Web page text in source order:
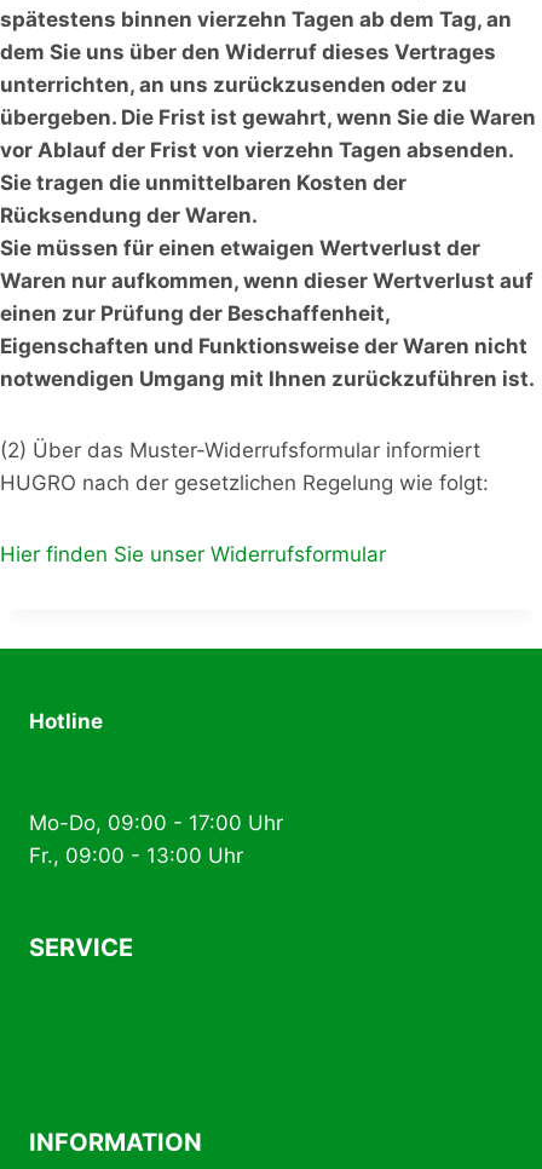
spätestens binnen vierzehn Tagen ab dem Tag, an
dem Sie uns über den Widerruf dieses Vertrages
unterrichten, an uns zurückzusenden oder zu
übergeben. Die Frist ist gewahrt, wenn Sie die Waren
vor Ablauf der Frist von vierzehn Tagen absenden.
Sie tragen die unmittelbaren Kosten der
Rücksendung der Waren.
Sie müssen für einen etwaigen Wertverlust der
Waren nur aufkommen, wenn dieser Wertverlust auf
einen zur Prüfung der Beschaffenheit,
Eigenschaften und Funktionsweise der Waren nicht
notwendigen Umgang mit Ihnen zurückzuführen ist.
(2) Über das Muster-Widerrufsformular informiert
HUGRO nach der gesetzlichen Regelung wie folgt:
Hier finden Sie unser Widerrufsformular
Hotline
Mo-Do, 09:00 - 17:00 Uhr
Fr., 09:00 - 13:00 Uhr
SERVICE
INFORMATION